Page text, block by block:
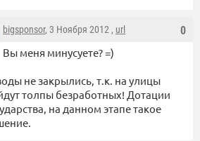
0
bigsponsor, 3 Ноября 2012 , url
Вы меня минусуете? =)
не закрылись, т.к. на улицы
толпы безработных! Дотации
на данном этапе такое